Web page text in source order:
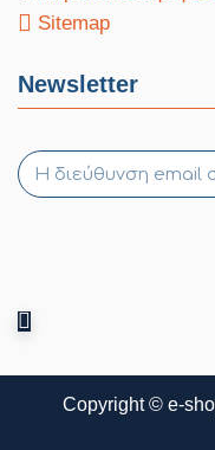
Sitemap
Newsletter
Copyright © e-